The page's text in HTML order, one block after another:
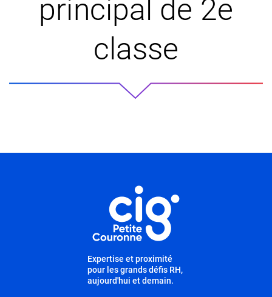
principal de 2e
classe
Expertise et proximité
pour les grands défis RH,
aujourd'hui et demain.